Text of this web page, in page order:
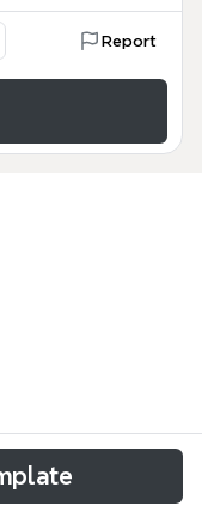
Report
心环节，涵盖从原
包含97个节